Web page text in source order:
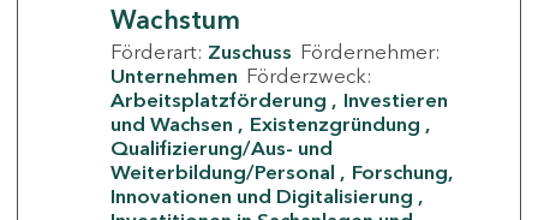
Wachstum
Förderart: Zuschuss Fördernehmer:
Unternehmen Förderzweck:
Arbeitsplatzförderung
Investieren
und Wachsen
Existenzgründung
Qualifizierung/Aus- und
Weiterbildung/Personal
Forschung,
Innovationen und Digitalisierung